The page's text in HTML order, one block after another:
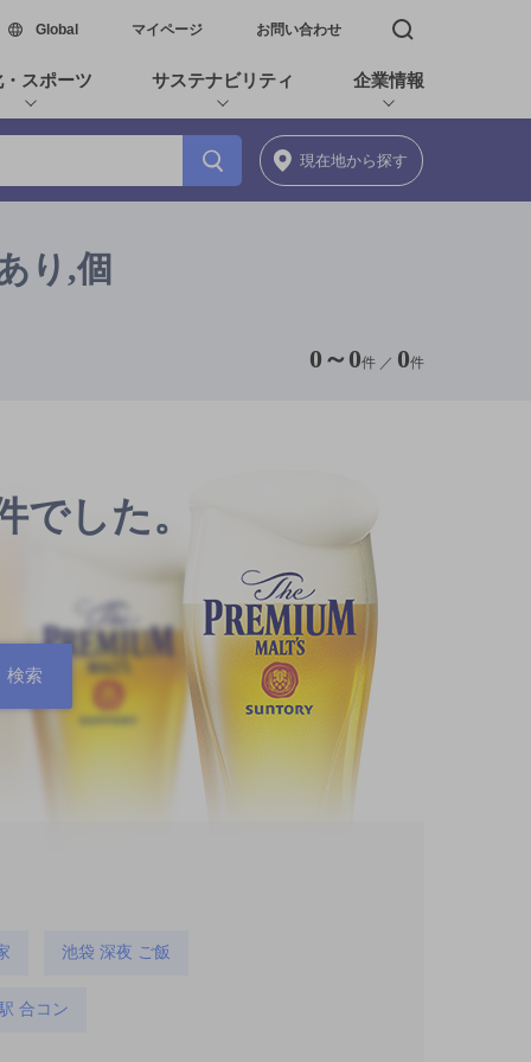
Global新しいウィンドウで開く
マイページ お問い合わせ 検索窓を開く
スポーツ サステナビリティ 企業情報
現在地から探す
り,個
0 ～ 0件 ／ 0件
でした。
池袋 深夜 ご飯
合コン